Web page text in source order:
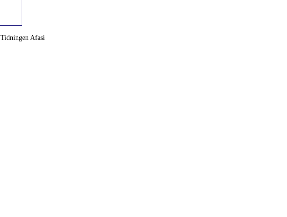
Tidningen Afasi